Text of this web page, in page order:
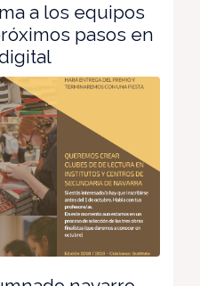
a los equipos
pasos en